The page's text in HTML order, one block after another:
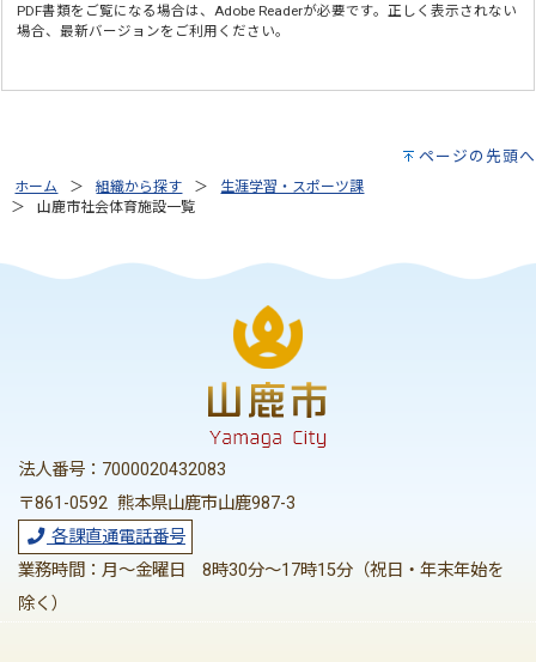
PDF書類をご覧になる場合は、 Adobe Readerが必要です。正しく表示されない
場合、最新バージョンをご利用ください。
ページの先頭へ
ホーム 組織から探す
生涯学習・スポーツ課
山鹿市社会体育施設一覧
法人番号：7000020432083
〒861-0592 熊本県山鹿市山鹿987-3
各課直通電話番号
業務時間：月～金曜日 8時30分～17時15分（祝日・年末年始を
除く）